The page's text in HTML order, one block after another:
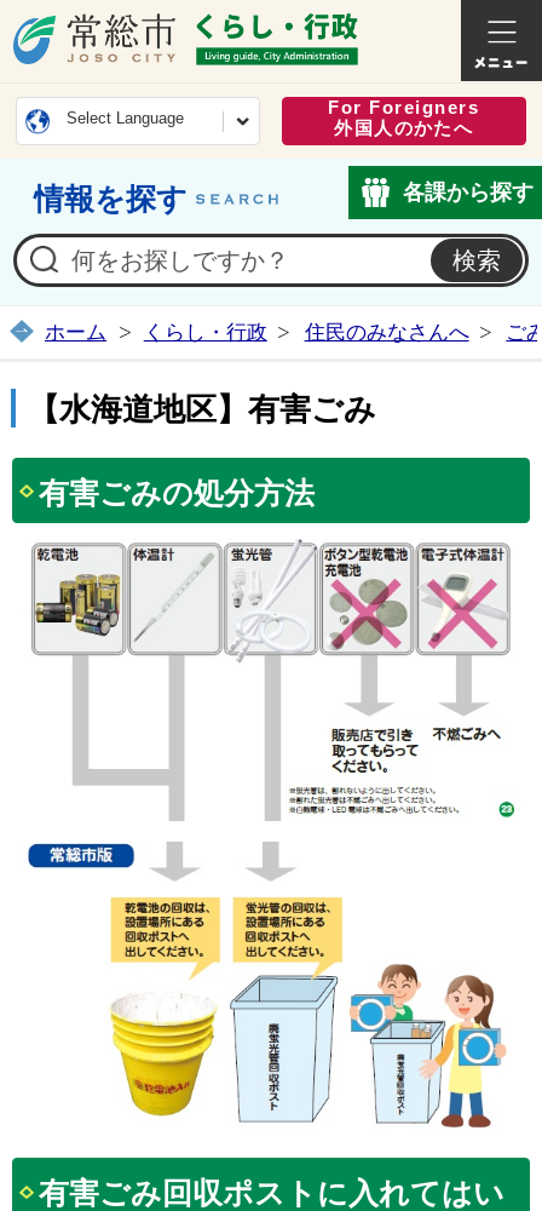
常総市公式ホームページ
くらし
Select Language
For Foreigners
外国人のかたへ
情報を探す 各課から探す
ホーム くらし・行政 住民のみなさんへ ご
【水海道地区】有害ごみ
有害ごみの処分方法
有害ごみ回収ポストに入れてはい